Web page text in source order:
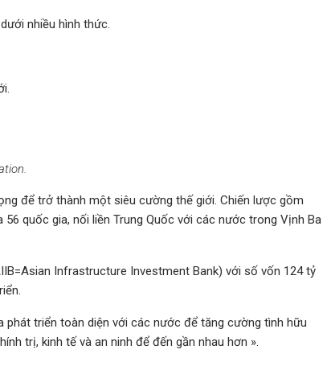
nhiều hình thức.
để trở thành một siêu cường thế giới. Chiến lược gồm
quốc gia, nối liền Trung Quốc với các nước trong Vịnh Ba
Infrastructure Investment Bank) với số vốn 124 tỷ
phát triển toàn diện với các nước để tăng cường tình hữu
trị, kinh tế và an ninh để đến gần nhau hơn ».